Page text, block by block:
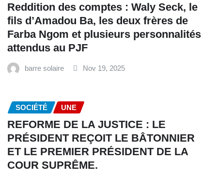
Reddition des comptes : Waly Seck, le
fils d’Amadou Ba, les deux frères de
Farba Ngom et plusieurs personnalités
attendus au PJF
barre solaire Nov 19, 2025
SOCIÉTÉ UNE
REFORME DE LA JUSTICE : LE
PRÉSIDENT REÇOIT LE BÂTONNIER
ET LE PREMIER PRÉSIDENT DE LA
COUR SUPRÊME.